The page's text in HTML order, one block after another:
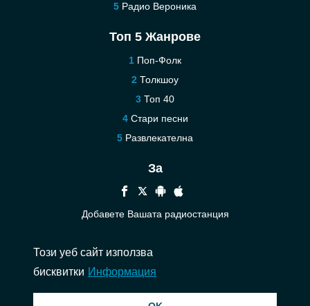
Радио Вероника
Топ 5 Жанрове
Поп-Фолк
Толкшоу
Топ 40
Стари песни
Развлекателна
За
Добавете Вашата радиостанция
Контакт
Този уеб сайт използва
бисквитки Информация